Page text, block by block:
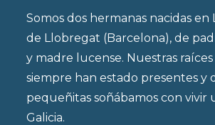
Somos dos hermanas nacidas en
de Llobregat (Barcelona), de
y madre lucense. Nuestras
siempre han estado presentes y
pequeñitas soñábamos con vivir
Galicia.